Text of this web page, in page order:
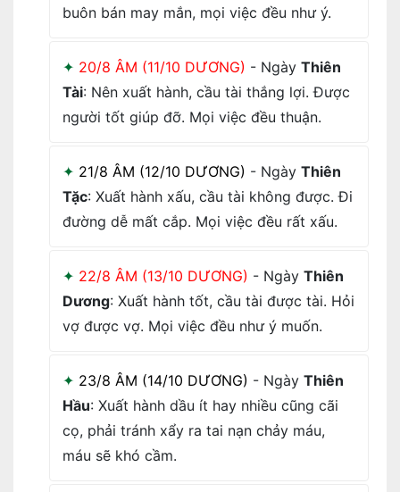
buôn bán may mắn, mọi việc đều như ý.
20/8 ÂM (11/10 DƯƠNG) - Ngày Thiên
Tài: Nên xuất hành, cầu tài thắng lợi. Được
người tốt giúp đỡ. Mọi việc đều thuận.
21/8 ÂM (12/10 DƯƠNG) - Ngày Thiên
Tặc: Xuất hành xấu, cầu tài không được. Đi
đường dễ mất cắp. Mọi việc đều rất xấu.
22/8 ÂM (13/10 DƯƠNG) - Ngày Thiên
Dương: Xuất hành tốt, cầu tài được tài. Hỏi
vợ được vợ. Mọi việc đều như ý muốn.
23/8 ÂM (14/10 DƯƠNG) - Ngày Thiên
Hầu: Xuất hành dầu ít hay nhiều cũng cãi
cọ, phải tránh xẩy ra tai nạn chảy máu,
máu sẽ khó cầm.